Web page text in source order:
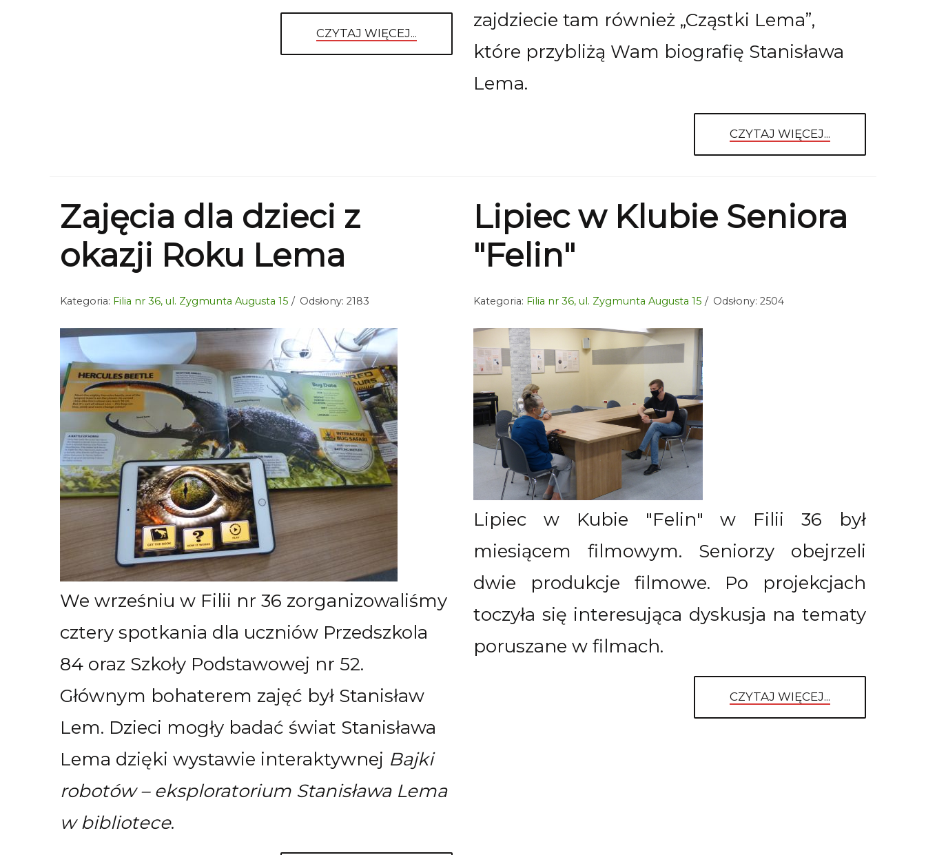
CZYTAJ WIĘCEJ...
zajdziecie tam również „Cząstki Lema”,
które przybliżą Wam biografię Stanisława
Lema.
CZYTAJ WIĘCEJ...
Zajęcia dla dzieci z
okazji Roku Lema
Kategoria: Filia nr 36, ul. Zygmunta Augusta 15 Odsłony: 2183
We wrześniu w Filii nr 36 zorganizowaliśmy
cztery spotkania dla uczniów Przedszkola
84 oraz Szkoły Podstawowej nr 52.
Głównym bohaterem zajęć był Stanisław
Lem. Dzieci mogły badać świat Stanisława
Lema dzięki wystawie interaktywnej Bajki
robotów – eksploratorium Stanisława Lema
w bibliotece.
Lipiec w Klubie Seniora
"Felin"
Kategoria: Filia nr 36, ul. Zygmunta Augusta 15 Odsłony: 2504
Lipiec w Kubie "Felin" w Filii 36 był
miesiącem filmowym. Seniorzy obejrzeli
dwie produkcje filmowe. Po projekcjach
toczyła się interesująca dyskusja na tematy
poruszane w filmach.
CZYTAJ WIĘCEJ...